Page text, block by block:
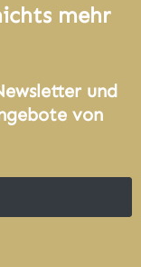
mehr
und
von